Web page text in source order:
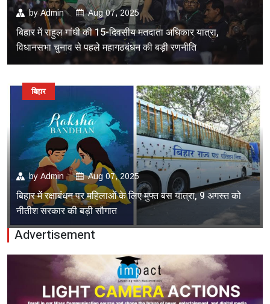
byAdmin Aug 07, 2025
बिहार में राहुल गांधी की 15-दिवसीय मतदाता अधिकार यात्रा,
विधानसभा चुनाव से पहले महागठबंधन की बड़ी रणनीति
by Admin Aug 07, 2025
बिहार में रक्षाबंधन पर महिलाओं के लिए मुफ्त बस यात्रा, 9 अगस्त को
नीतीश सरकार की बड़ी सौगात
बिहार
Advertisement